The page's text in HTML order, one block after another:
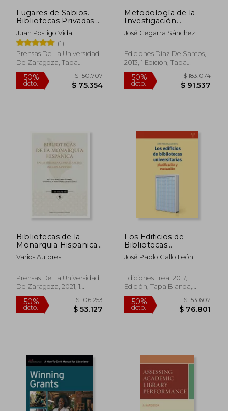
Lugares de Sabios.
Bibliotecas Privadas y
Ambientes de Lectura
en el Barroco:
Zaragoza
Juan Postigo Vidal
(1)
Prensas De La Universidad
De Zaragoza, Tapa
Blanda, Nuevo
dcto. $ 75.354
Metodología de la
Investigación
Científica y
Tecnológica
José Cegarra Sánchez
Ediciones Díaz De Santos,
2013, 1 Edición, Tapa
Blanda, Nuevo
50%
dcto.
Bibliotecas de la
Monarquia Hispanica
en la Primera
Globalizacion (Siglos
Varios Autores
Prensas De La Universidad
De Zaragoza, 2021, 1
Edición, Tapa Blanda,
Nuevo
50%
dcto.
$ 106.253
$ 53.127
Los Edificios de
Bibliotecas
Universitarias:
Planificación y
José Pablo Gallo León
Ediciones Trea, 2017, 1
Edición, Tapa Blanda,
Nuevo
50%
dcto.